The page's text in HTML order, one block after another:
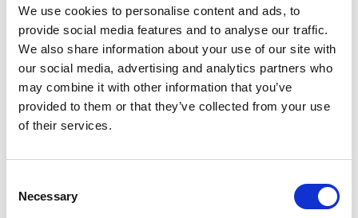
We use cookies to personalise content and ads, to
provide social media features and to analyse our traffic.
We also share information about your use of our site with
our social media, advertising and analytics partners who
may combine it with other information that you’ve
provided to them or that they’ve collected from your use
of their services.
Selection
Necessary
SPEZIFIKATIONEN